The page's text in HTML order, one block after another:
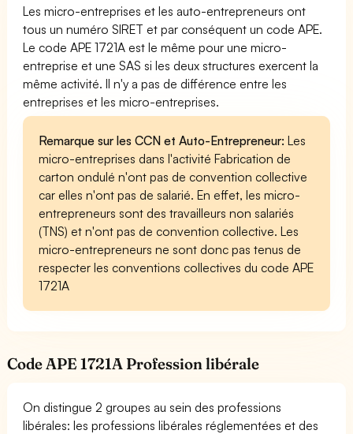
Les micro-entreprises et les auto-entrepreneurs ont
tous un numéro SIRET et par conséquent un code APE.
Le code APE 1721A est le même pour une micro-
entreprise et une SAS si les deux structures exercent la
même activité. Il n'y a pas de différence entre les
entreprises et les micro-entreprises.
Remarque sur les CCN et Auto-Entrepreneur: Les
micro-entreprises dans l'activité Fabrication de
carton ondulé n'ont pas de convention collective
car elles n'ont pas de salarié. En effet, les micro-
entrepreneurs sont des travailleurs non salariés
(TNS) et n'ont pas de convention collective. Les
micro-entrepreneurs ne sont donc pas tenus de
respecter les conventions collectives du code APE
1721A
Code APE 1721A Profession libérale
On distingue 2 groupes au sein des professions
libérales: les professions libérales réglementées et des